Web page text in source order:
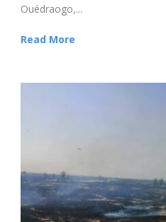
Ouédraogo,...
Read More